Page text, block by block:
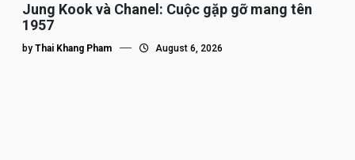
Jung Kook và Chanel: Cuộc gặp gỡ mang tên
1957
by Thai Khang Pham August 6, 2026